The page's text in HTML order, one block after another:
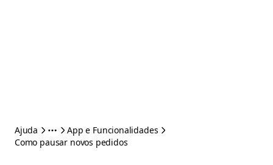
Ajuda
App e Funcionalidades
Como pausar novos pedidos